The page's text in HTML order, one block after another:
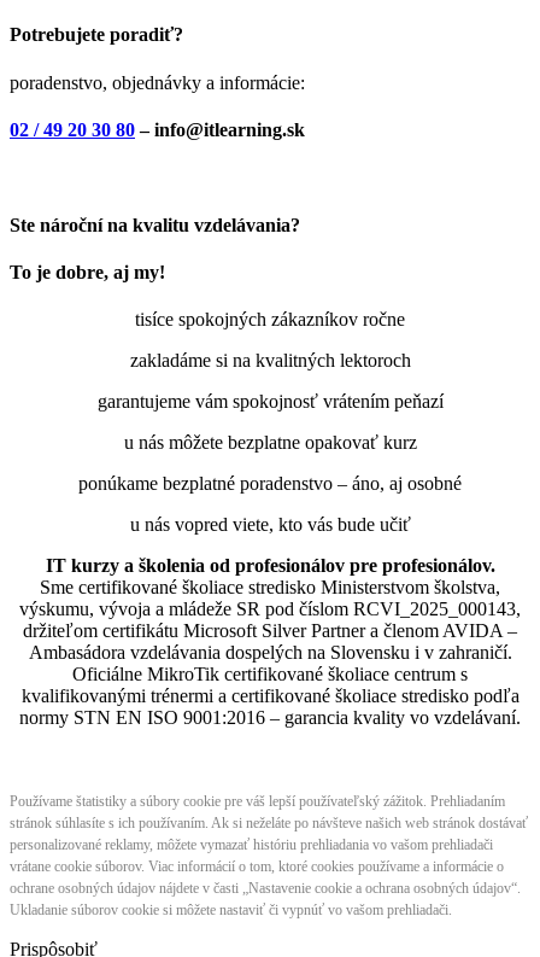
Potrebujete poradiť?
poradenstvo, objednávky a informácie:
02 / 49 20 30 80– info@itlearning.sk
Ste nároční na kvalitu vzdelávania?
To je dobre, aj my!
tisíce spokojných zákazníkov ročne
zakladáme si na kvalitných lektoroch
garantujeme vám spokojnosť vrátením peňazí
u nás môžete bezplatne opakovať kurz
ponúkame bezplatné poradenstvo – áno, aj osobné
u nás vopred viete, kto vás bude učiť
IT kurzy a školenia od profesionálov pre profesionálov.
Sme certifikované školiace stredisko Ministerstvom školstva,
výskumu, vývoja a mládeže SR pod číslom RCVI_2025_000143,
držiteľom certifikátu Microsoft Silver Partner a členom AVIDA –
Ambasádora vzdelávania dospelých na Slovensku i v zahraničí.​​​​​​​​​​​​​​​​
Oficiálne MikroTik certifikované školiace centrum s
kvalifikovanými trénermi ​​​​​​​​​​a certifikované školiace stredisko podľa
normy STN EN ISO 9001:2016 – garancia kvality vo vzdelávaní.
Používame štatistiky a súbory cookie pre váš lepší používateľský zážitok. Prehliadaním
stránok súhlasíte s ich používaním. Ak si neželáte po návšteve našich web stránok dostávať
personalizované reklamy, môžete vymazať históriu prehliadania vo vašom prehliadači
vrátane cookie súborov. Viac informácií o tom, ktoré cookies používame a informácie o
ochrane osobných údajov nájdete v časti „Nastavenie cookie a ochrana osobných údajov“.
Ukladanie súborov cookie si môžete nastaviť či vypnúť vo vašom prehliadači.
Prispôsobiť